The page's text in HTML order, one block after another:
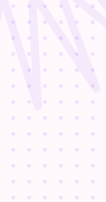
at
vil poste